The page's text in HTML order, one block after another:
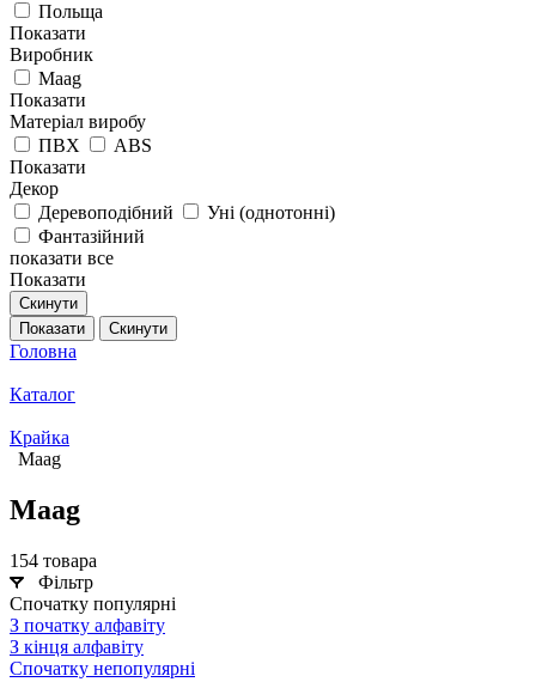
Польща
Показати
Виробник
Maag
Показати
Матеріал виробу
ПВХ
ABS
Показати
Декор
Деревоподібний
Уні (однотонні)
Фантазійний
показати все
Показати
Скинути
Показати
Скинути
Головна
Каталог
Крайка
Maag
Maag
154 товара
Фільтр
Спочатку популярні
З початку алфавіту
З кінця алфавіту
Спочатку непопулярні